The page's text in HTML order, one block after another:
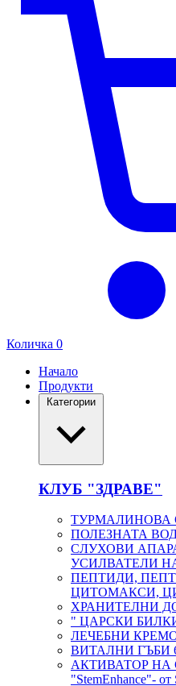
Количка 0
Начало
Продукти
Категории
КЛУБ "ЗДРАВЕ"
ТУРМАЛИНОВА
ПОЛЕЗНАТА
СЛУХОВИ
УСИЛВАТЕЛИ
ПЕПТИДИ,
ЦИТОМАКСИ,
ХРАНИТЕЛНИ
" ЦАРСКИ
ЛЕЧЕБНИ
ВИТАЛНИ ГЪБИ
АКТИВАТОР НА
"StemEnhance"-